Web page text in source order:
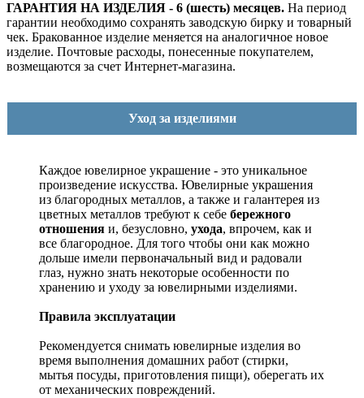
ГАРАНТИЯ НА ИЗДЕЛИЯ - 6 (шесть) месяцев. На период
гарантии необходимо сохранять заводскую бирку и товарный
чек. Бракованное изделие меняется на аналогичное новое
изделие. Почтовые расходы, понесенные покупателем,
возмещаются за счет Интернет-магазина.
Уход за изделиями
Каждое ювелирное украшение - это уникальное
произведение искусства. Ювелирные украшения
из благородных металлов, а также и галантерея из
цветных металлов требуют к себе бережного
отношения и, безусловно, ухода, впрочем, как и
все благородное. Для того чтобы они как можно
дольше имели первоначальный вид и радовали
глаз, нужно знать некоторые особенности по
хранению и уходу за ювелирными изделиями.
Правила эксплуатации
Рекомендуется снимать ювелирные изделия во
время выполнения домашних работ (стирки,
мытья посуды, приготовления пищи), оберегать их
от механических повреждений.